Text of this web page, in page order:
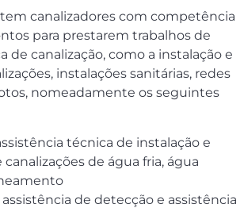
canalizadores com competência
para prestarem trabalhos de
de canalização, como a instalação e
instalações sanitárias, redes
nomeadamente os seguintes
técnica de instalação e
canalizações de água fria, água
de detecção e assistência